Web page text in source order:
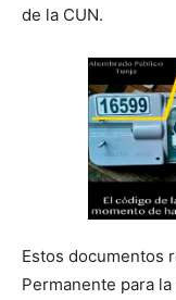
de la CUN.
Estos documentos
Permanente para